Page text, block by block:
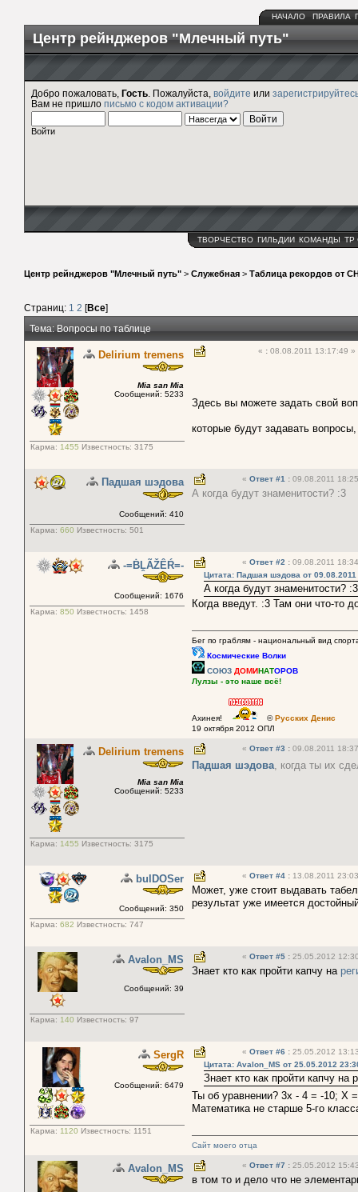
НАЧАЛО ПРАВИЛА
Центр рейнджеров "Млечный путь"
Добро пожаловать, Гость . Пожалуйста, войдите или
Вам не пришло письмо с кодом активации?
Войти
ТВОРЧЕСТВО ГИЛЬДИИ КОМАНДЫ ТР
Центр рейнджеров "Млечный путь" > Служебная > Таблица рекордов от
Страниц: 1 2 [Все]
Тема: Вопросы по таблице
Delirium tremens
Mia san Mia
Сообщений: 5233
Карма: 1455 Известность: 3175
« : 08.08.2011 13:17:49 »
Здесь вы можете задать свой
которые будут задавать
Падшая шэдова
Сообщений: 410
Карма: 660 Известность: 501
« Ответ #1 : 09.08.2011
А когда будут знаменитости? :3
-=ḂḼÃŽÊŔ=-
Сообщений: 1676
Карма: 850 Известность: 1458
« Ответ #2 : 09.08.2011
Цитата: Падшая шэдова от
А когда будут знаменитости? :3
Когда введут. :3 Там они что-то
Бег по граблям - национальный вид
Космические Волки
СОЮЗ ДОМИ НАТОРОВ
Лулзы - это наше всё!
Ахинея! © Русских Денис
19 октября 2012 ОПЛ
Delirium tremens
Mia san Mia
Сообщений: 5233
Карма: 1455 Известность: 3175
« Ответ #3 : 09.08.2011
Падшая шэдова, когда ты их
bulDOSer
Сообщений: 350
Карма: 682 Известность: 747
« Ответ #4 : 13.08.2011
Может, уже стоит выдавать
результат уже имеется
Avalon_MS
Сообщений: 39
Карма: 140 Известность: 97
« Ответ #5 : 25.05.2012
Знает кто как пройти капчу на
SergR
Сообщений: 6479
Карма: 1120 Известность: 1151
« Ответ #6 : 25.05.2012
Цитата: Avalon_MS от 25.05.2012
Знает кто как пройти капчу на
Ты об уравнении? 3x - 4 = -10; X
Математика не старше 5-го
Сайт моего отца
Avalon_MS « Ответ #7 : 25.05.2012
в том то и дело что не